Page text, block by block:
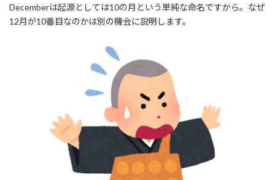
Decemberは起源としては10の月という単純な命名ですから。なぜ
12月が10番目なのかは別の機会に説明します。